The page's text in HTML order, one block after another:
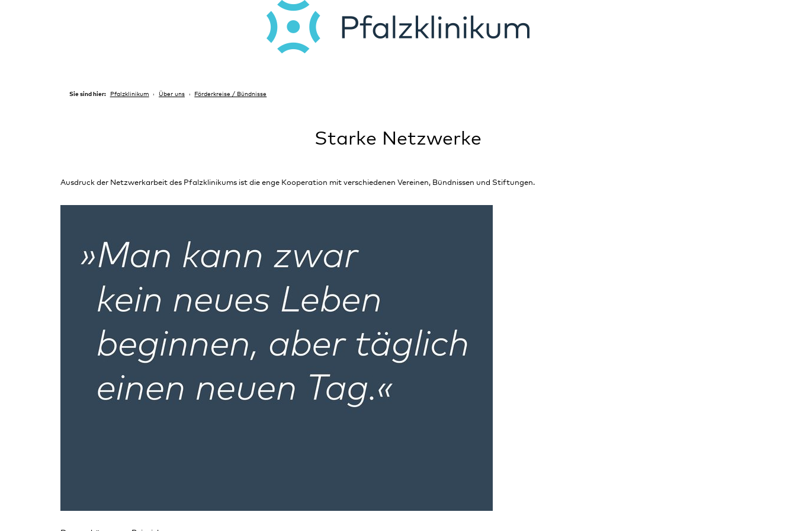
Sie sind hier: Pfalzklinikum Über uns Förderkreise / Bündnisse
Starke Netzwerke
Ausdruck der Netzwerkarbeit des Pfalzklinikums ist die enge Kooperation mit verschiedenen Vereinen, Bündnissen und Stiftungen.